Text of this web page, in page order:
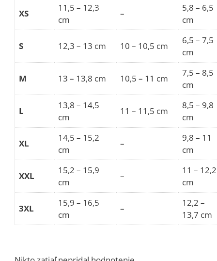
XS
11,5 – 12,3
cm
–
5,8 – 6,5
cm
S 12,3 – 13 cm 10 – 10,5 cm
6,5 – 7,5
cm
M 13 – 13,8 cm 10,5 – 11 cm
7,5 – 8,5
cm
L
13,8 – 14,5
cm
11 – 11,5 cm
8,5 – 9,8
cm
XL
14,5 – 15,2
cm
–
9,8 – 11
cm
XXL
15,2 – 15,9
cm
–
11 – 12,2
cm
3XL
15,9 – 16,5
cm
–
12,2 –
13,7 cm